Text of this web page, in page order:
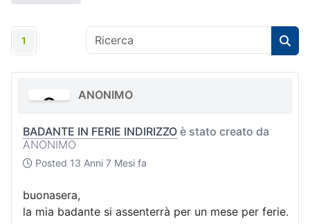
1
ANONIMO
BADANTE IN FERIE INDIRIZZO è stato creato da
ANONIMO
Posted 13 Anni 7 Mesi fa
buonasera,
la mia badante si assenterrà per un mese per ferie.